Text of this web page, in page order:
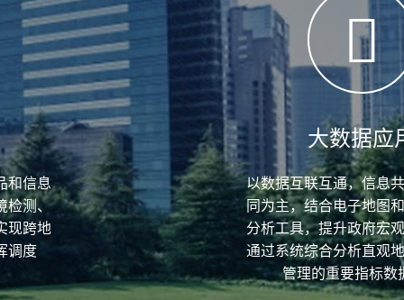
和信息
检测、
现跨地
调度
大数据应
以数据互联互通，信息
同为主，结合电子地图
分析工具，提升政府宏
通过系统综合分析直观
管理的重要指标数